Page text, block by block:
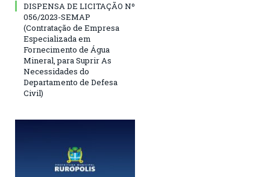
DISPENSA DE LICITAÇÃO Nº
056/2023-SEMAP
(Contratação de Empresa
Especializada em
Fornecimento de Água
Mineral, para Suprir As
Necessidades do
Departamento de Defesa
Civil)